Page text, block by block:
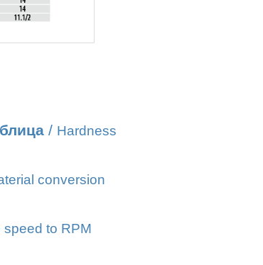
/ Hardness
conversion
speed to RPM